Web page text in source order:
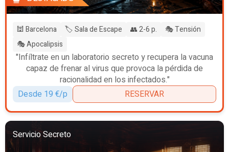
🕍 Barcelona 🏷️ Sala de Escape 👥 2-6 p.
🎭 Tensión
🎭 Apocalipsis
"Infíltrate en un laboratorio secreto y recupera la vacuna
capaz de frenar al virus que provoca la pérdida de
racionalidad en los infectados."
Desde 19 €/p
RESERVAR
Servicio Secreto